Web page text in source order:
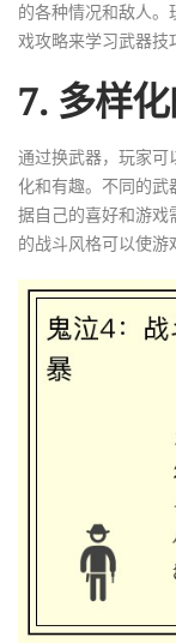
的各种情况和敌人
戏攻略来学习武器技
7. 多样
通过换武器，玩家可
化和有趣。不同的武
据自己的喜好和游戏
的战斗风格可以使游